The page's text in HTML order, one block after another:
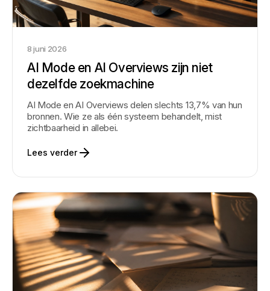
8 juni 2026
AI Mode en AI Overviews zijn niet
dezelfde zoekmachine
AI Mode en AI Overviews delen slechts 13,7% van hun
bronnen. Wie ze als één systeem behandelt, mist
zichtbaarheid in allebei.
Lees verder